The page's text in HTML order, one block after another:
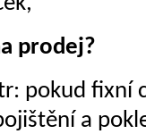
prodej?
pokud fixní
a